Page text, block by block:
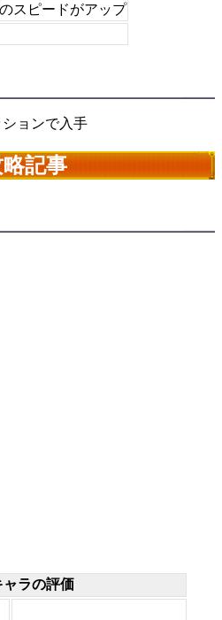
スピードがアップ
ョンで入手
記事
ャラの評価